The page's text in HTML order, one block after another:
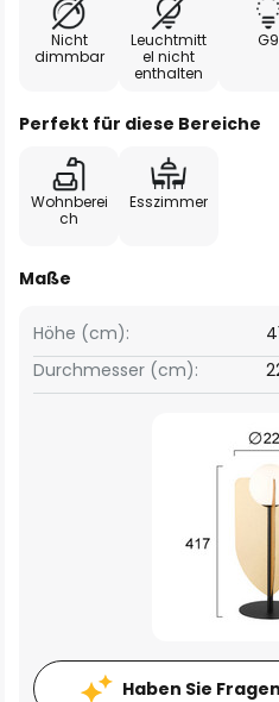
Nicht
dimmbar
Leuchtmitt
el nicht
enthalten
G9
Perfekt für diese Bereiche
Wohnberei
ch
Esszimmer
Maße
Höhe (cm):
Durchmesser (cm):
Haben Sie